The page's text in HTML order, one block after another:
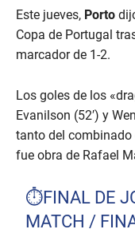
Este jueves, Porto
Copa de Portugal
marcador de 1-2.
Los goles de los
Evanilson (52′) y
tanto del combinado
fue obra de Rafael
⏱FINAL DE
MATCH /